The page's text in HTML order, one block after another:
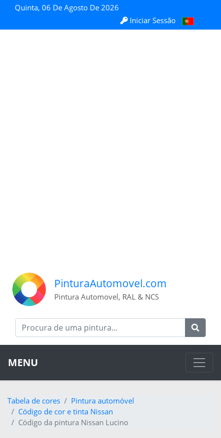
Quinta, 06 De Agosto De 2026
Iniciar Sessão
PinturaAutomovel.com
Pintura Automovel, RAL & NCS
MENU
Tabela de cores
Pintura automóvel
Código de cor e tinta Nissan
Código da pintura Nissan Lucino